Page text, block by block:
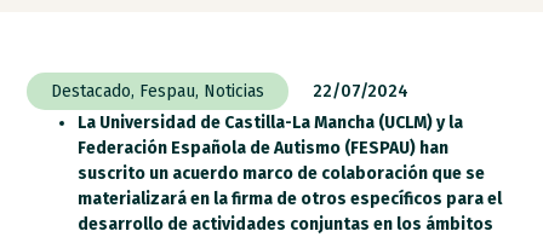
Destacado, Fespau, Noticias
22/07/2024
La Universidad de Castilla-La Mancha (UCLM) y la
Federación Española de Autismo (FESPAU) han
suscrito un acuerdo marco de colaboración que se
materializará en la firma de otros específicos para el
desarrollo de actividades conjuntas en los ámbitos